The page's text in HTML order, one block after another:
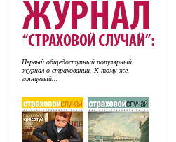
Первый общедоступный популярный
журнал о страховании. К тому же,
глянцевый...